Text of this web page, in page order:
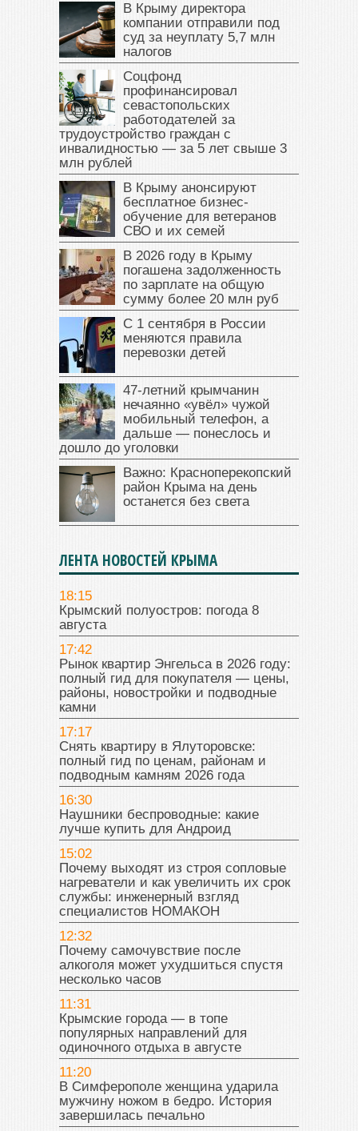
В Крыму директора
компании отправили под
суд за неуплату 5,7 млн
налогов
Соцфонд
профинансировал
севастопольских
работодателей за
трудоустройство граждан с
инвалидностью — за 5 лет свыше 3
млн рублей
В Крыму анонсируют
бесплатное бизнес-
обучение для ветеранов
СВО и их семей
В 2026 году в Крыму
погашена задолженность
по зарплате на общую
сумму более 20 млн руб
С 1 сентября в России
меняются правила
перевозки детей
47‑летний крымчанин
нечаянно «увёл» чужой
мобильный телефон, а
дальше — понеслось и
дошло до уголовки
Важно: Красноперекопский
район Крыма на день
останется без света
ЛЕНТА НОВОСТЕЙ КРЫМА
18:15
Крымский полуостров: погода 8
августа
17:42
Рынок квартир Энгельса в 2026 году:
полный гид для покупателя — цены,
районы, новостройки и подводные
камни
17:17
Снять квартиру в Ялуторовске:
полный гид по ценам, районам и
подводным камням 2026 года
16:30
Наушники беспроводные: какие
лучше купить для Андроид
15:02
Почему выходят из строя сопловые
нагреватели и как увеличить их срок
службы: инженерный взгляд
специалистов НОМАКОН
12:32
Почему самочувствие после
алкоголя может ухудшиться спустя
несколько часов
11:31
Крымские города — в топе
популярных направлений для
одиночного отдыха в августе
11:20
В Симферополе женщина ударила
мужчину ножом в бедро. История
завершилась печально